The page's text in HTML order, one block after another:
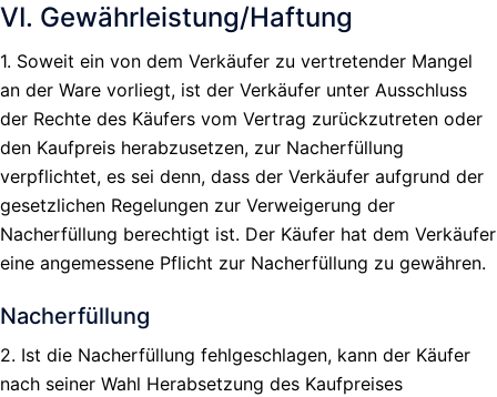
VI. Gewährleistung/Haftung
1. Soweit ein von dem Verkäufer zu vertretender Mangel
an der Ware vorliegt, ist der Verkäufer unter Ausschluss
der Rechte des Käufers vom Vertrag zurückzutreten oder
den Kaufpreis herabzusetzen, zur Nacherfüllung
verpflichtet, es sei denn, dass der Verkäufer aufgrund der
gesetzlichen Regelungen zur Verweigerung der
Nacherfüllung berechtigt ist. Der Käufer hat dem Verkäufer
eine angemessene Pflicht zur Nacherfüllung zu gewähren.
Nacherfüllung
2. Ist die Nacherfüllung fehlgeschlagen, kann der Käufer
nach seiner Wahl Herabsetzung des Kaufpreises